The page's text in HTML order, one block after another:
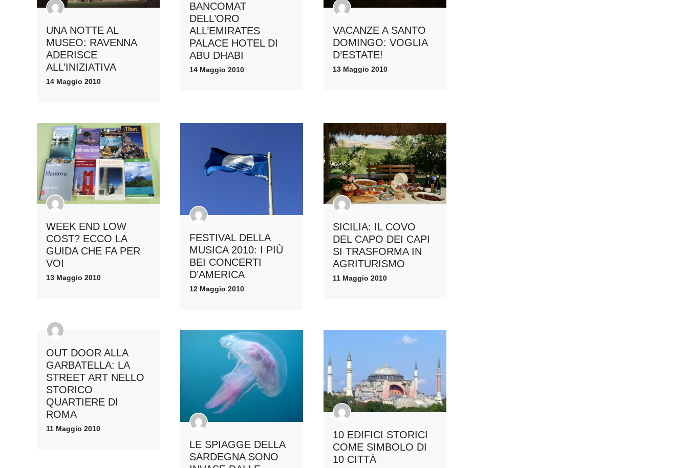
UNA NOTTE AL
MUSEO: RAVENNA
ADERISCE
ALL’INIZIATIVA
14 Maggio 2010
BANCOMAT
DELL’ORO
ALL’EMIRATES
PALACE HOTEL DI
ABU DHABI
14 Maggio 2010
VACANZE A SANTO
DOMINGO: VOGLIA
D’ESTATE!
13 Maggio 2010
WEEK END LOW
COST? ECCO LA
GUIDA CHE FA PER
VOI
13 Maggio 2010
FESTIVAL DELLA
MUSICA 2010: I PIÙ
BEI CONCERTI
D’AMERICA
12 Maggio 2010
SICILIA: IL COVO
DEL CAPO DEI CAPI
SI TRASFORMA IN
AGRITURISMO
11 Maggio 2010
OUT DOOR ALLA
GARBATELLA: LA
STREET ART NELLO
STORICO
QUARTIERE DI
ROMA
11 Maggio 2010
LE SPIAGGE DELLA
SARDEGNA SONO
10 EDIFICI STORICI
COME SIMBOLO DI
10 CITTÀ